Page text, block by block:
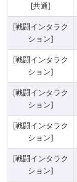
[共通]
[戦闘インタラク
ション]
[戦闘インタラク
ション]
[戦闘インタラク
ション]
[戦闘インタラク
ション]
[戦闘インタラク
ション]